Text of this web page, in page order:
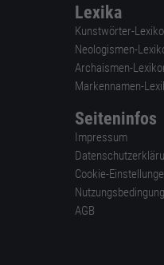
Lexika
Kunstwörter-
Neologismen-
Archaismen-
Markennamen-
Seiteninfos
Impressum
Cookie-
AGB